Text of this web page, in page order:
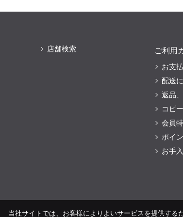
店舗検索
ご利用
お支
配送
返品
コピ
会員
ポイ
お手
当社サイトでは、お客様によりよいサービスを提供す